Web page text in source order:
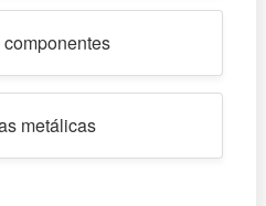
metálicas